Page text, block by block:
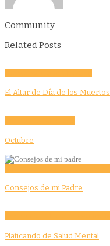
Community
Related Posts
El Altar de Día de los Muertos
Octubre
Consejos de mi Padre
Platicando de Salud Mental